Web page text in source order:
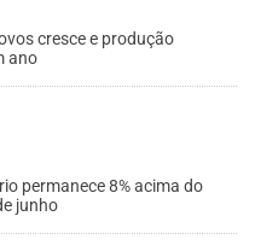
cresce e produção
ano
permanece 8% acima do
junho